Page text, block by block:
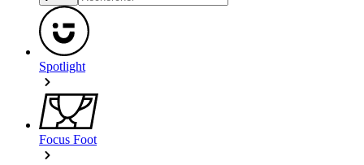
Spotlight
Focus Foot